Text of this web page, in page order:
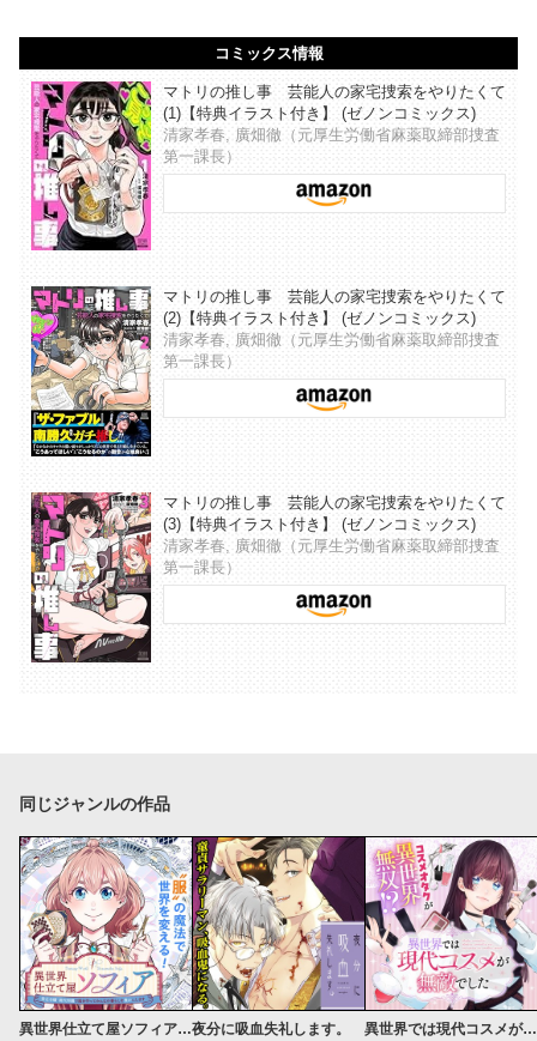
コミックス情報
マトリの推し事 芸能人の家宅捜索をやりたくて
(1)【特典イラスト付き】 (ゼノンコミックス)
清家孝春, 廣畑徹（元厚生労働省麻薬取締部捜査
第一課長）
マトリの推し事 芸能人の家宅捜索をやりたくて
(2)【特典イラスト付き】 (ゼノンコミックス)
清家孝春, 廣畑徹（元厚生労働省麻薬取締部捜査
第一課長）
マトリの推し事 芸能人の家宅捜索をやりたくて
(3)【特典イラスト付き】 (ゼノンコミックス)
清家孝春, 廣畑徹（元厚生労働省麻薬取締部捜査
第一課長）
同じジャンルの作品
異世界仕立て屋ソフィア 貧乏令嬢、現代知識で服を作ってみんなの暮らしを豊かにします夜分に吸血失礼します。 異世界では現代コスメが無敵でした